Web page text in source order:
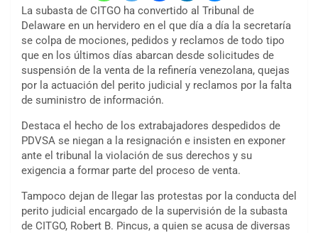
La subasta de CITGO ha convertido al Tribunal de
Delaware en un hervidero en el que día a día la secretaría
se colpa de mociones, pedidos y reclamos de todo tipo
que en los últimos días abarcan desde solicitudes de
suspensión de la venta de la refinería venezolana, quejas
por la actuación del perito judicial y reclamos por la falta
de suministro de información.
Destaca el hecho de los extrabajadores despedidos de
PDVSA se niegan a la resignación e insisten en exponer
ante el tribunal la violación de sus derechos y su
exigencia a formar parte del proceso de venta.
Tampoco dejan de llegar las protestas por la conducta del
perito judicial encargado de la supervisión de la subasta
de CITGO, Robert B. Pincus, a quien se acusa de diversas